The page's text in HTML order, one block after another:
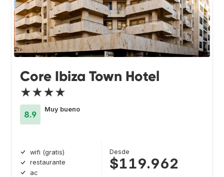
Core Ibiza Town Hotel
★★★★
8.9
Muy bueno
wifi (gratis)
restaurante
ac
Desde
$119.962